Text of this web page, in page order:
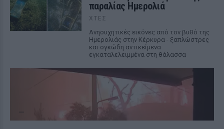
παραλίας Ημερολιά
ΧΤΕΣ
Ανησυχητικές εικόνες από τον βυθό της
Ημερολιάς στην Κέρκυρα - ξαπλώστρες
και ογκώδη αντικείμενα
εγκαταλελειμμένα στη θάλασσα